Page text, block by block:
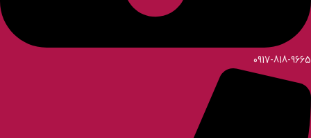
0917-818-9665